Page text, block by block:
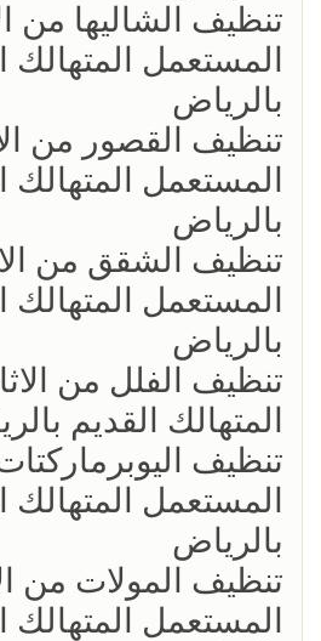
تنظيف الشاليها من
المستعمل المتهالك
بالرياض
تنظيف القصور من
المستعمل المتهالك
بالرياض
تنظيف الشقق من
المستعمل المتهالك
بالرياض
تنظيف الفلل من
المتهالك القديم
تنظيف
المستعمل المتهالك
بالرياض
تنظيف المولات من
المستعمل المتهالك